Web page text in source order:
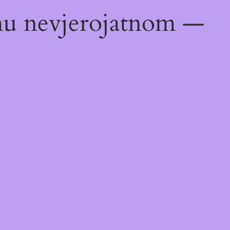
nevjerojatnom —